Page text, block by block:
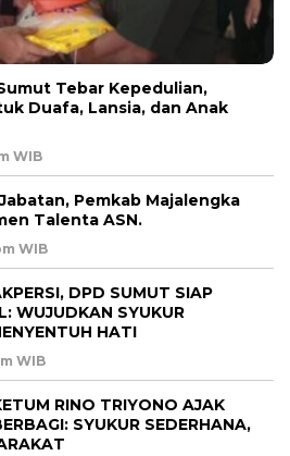
Tebar Kepedulian,
Duafa, Lansia, dan Anak
WIB
Pemkab Majalengka
Talenta ASN.
WIB
DPD SUMUT SIAP
WUJUDKAN SYUKUR
HATI
WIB
RINO TRIYONO AJAK
SYUKUR SEDERHANA,